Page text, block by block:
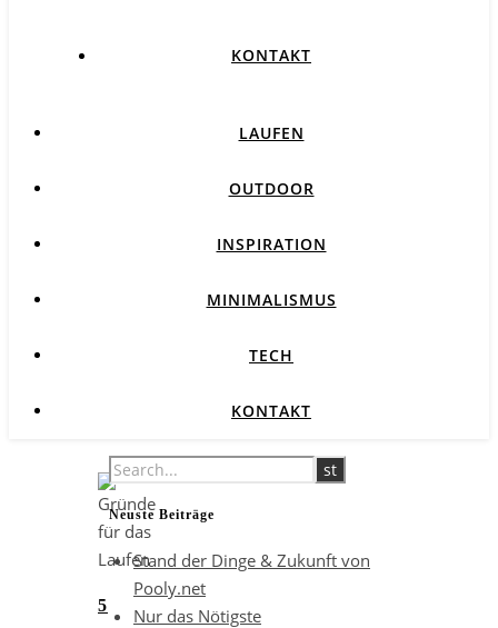
KONTAKT
LAUFEN
OUTDOOR
INSPIRATION
MINIMALISMUS
TECH
KONTAKT
5
Neuste Beiträge
Stand der Dinge & Zukunft von
Pooly.net
Nur das Nötigste